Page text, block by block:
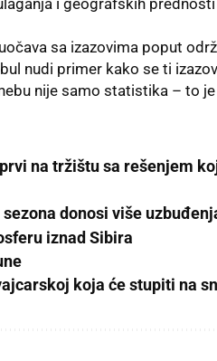
i geografskih
sa izazovima poput
nudi primer kako se ti
nije samo statistika – to
na tržištu sa rešenjem
donosi više
iznad Sibira
koja će stupiti na